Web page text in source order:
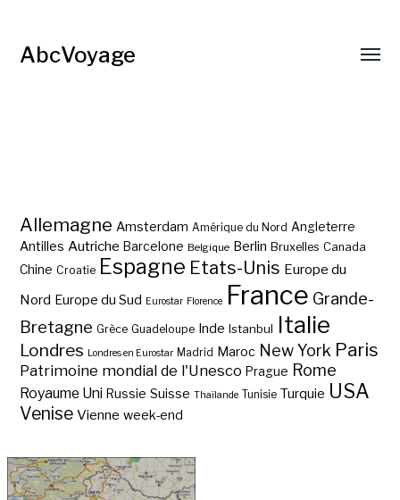
AbcVoyage
Allemagne Amsterdam Amérique du Nord Angleterre
Antilles Autriche Barcelone Belgique Berlin Bruxelles Canada
Chine Croatie Espagne Etats-Unis Europe du
Nord Europe du Sud Eurostar Florence France Grande-
Bretagne Grèce Guadeloupe Inde Istanbul Italie
Londres Londres en Eurostar Madrid Maroc New York Paris
Patrimoine mondial de l'Unesco Prague Rome
Royaume Uni Russie Suisse Thaïlande Tunisie Turquie USA
Venise Vienne week-end